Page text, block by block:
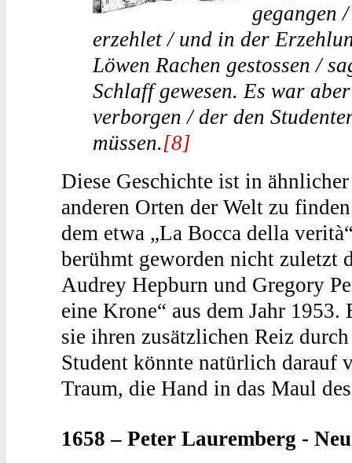
gegangen
erzehlet / und in der
Löwen Rachen gestossen /
Schlaff gewesen. Es war
verborgen / der den
müssen.[8]
Diese Geschichte ist in
anderen Orten der Welt zu
dem etwa „La Bocca della
berühmt geworden nicht zuletzt
Audrey Hepburn und Gregory
eine Krone“ aus dem Jahr 1953.
sie ihren zusätzlichen Reiz
Student könnte natürlich darauf
Traum, die Hand in das Maul
1658 – Peter Lauremberg -